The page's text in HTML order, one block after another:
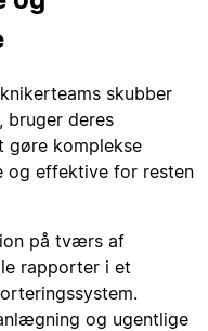
skubber
deres
gøre komplekse
effektive for resten
på tværs af
rapporter i et
og ugentlige